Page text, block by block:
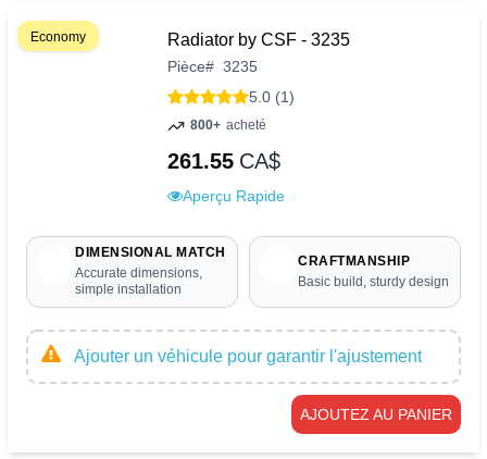
Economy Radiator by CSF - 3235
Pièce# 3235
5.0 (1)
800+ acheté
261.55 CA$
Aperçu Rapide
DIMENSIONAL MATCH
Accurate dimensions,
simple installation
CRAFTMANSHIP
Basic build, sturdy design
Ajouter un véhicule pour garantir l'ajustement
AJOUTEZ AU PANIER